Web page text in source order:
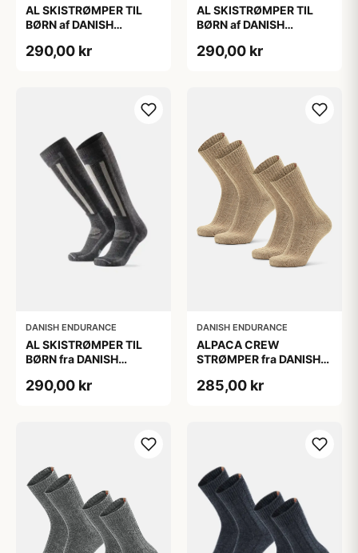
AL SKISTRØMPER TIL
BØRN af DANISH
35-38
290,00 kr
AL SKISTRØMPER TIL
BØRN af DANISH
Lysegrå/Lyserød, 35-38
290,00 kr
DANISH ENDURANCE
AL SKISTRØMPER TIL
BØRN fra DANISH
Mørkegrå/Lysegrå, 35-
290,00 kr
DANISH ENDURANCE
ALPACA CREW
STRØMPER fra DANISH
38, Varm og åndbar
285,00 kr